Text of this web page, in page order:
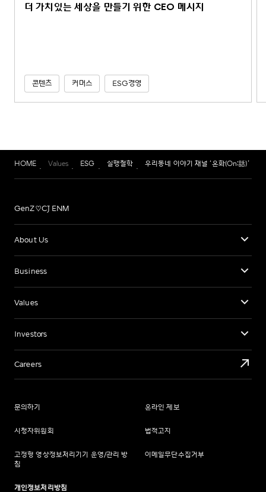
더 가치있는 세상을 만들기 위한 CEO 메시지
콘텐츠 커머스 ESG경영
HOME Values ESG 실행철학 우리동네 이야기 채널 ‘온화(On:話)’
GenZ♡CJ ENM
About Us
Business
Values
Investors
Careers
문의하기 온라인 제보
시청자위원회 법적고지
고정형 영상정보처리기기 운영/관리 방
침
이메일무단수집거부
개인정보처리방침